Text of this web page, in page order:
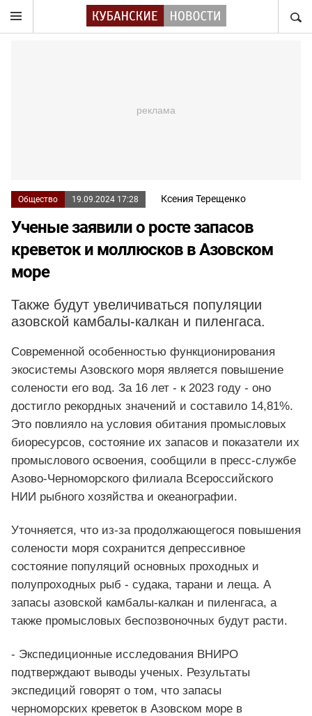
Общество 19.09.2024 17:28 Ксения Терещенко
Ученые заявили о росте запасов
креветок и моллюсков в Азовском
море
Также будут увеличиваться популяции
азовской камбалы-калкан и пиленгаса.
Современной особенностью функционирования
экосистемы Азовского моря является повышение
солености его вод. За 16 лет - к 2023 году - оно
достигло рекордных значений и составило 14,81%.
Это повлияло на условия обитания промысловых
биоресурсов, состояние их запасов и показатели их
промыслового освоения, сообщили в пресс-службе
Азово-Черноморского филиала Всероссийского
НИИ рыбного хозяйства и океанографии.
Уточняется, что из-за продолжающегося повышения
солености моря сохранится депрессивное
состояние популяций основных проходных и
полупроходных рыб - судака, тарани и леща. А
запасы азовской камбалы-калкан и пиленгаса, а
также промысловых беспозвоночных будут расти.
- Экспедиционные исследования ВНИРО
подтверждают выводы ученых. Результаты
экспедиций говорят о том, что запасы
черноморских креветок в Азовском море в